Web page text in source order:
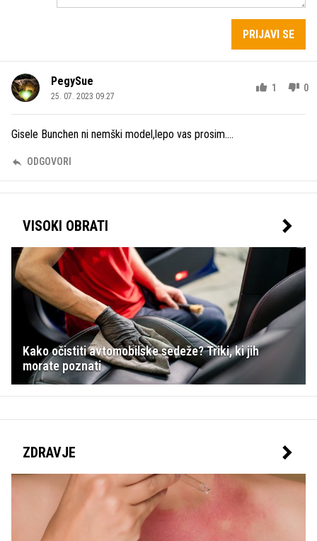
PRIJAVI SE
PegySue
25. 07. 2023 09.27
1 0
Gisele Bunchen ni nemški model,lepo vas prosim....
ODGOVORI
VISOKI OBRATI
Kako očistiti avtomobilske sedeže? Triki, ki jih
morate poznati
ZDRAVJE